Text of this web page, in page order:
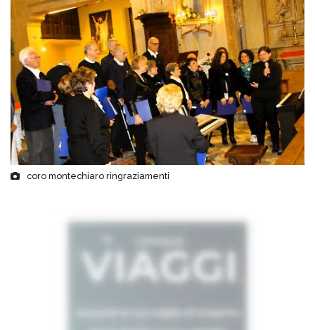
coro montechiaro ringraziamenti